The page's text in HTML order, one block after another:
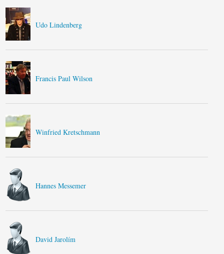
Udo Lindenberg
Francis Paul Wilson
Winfried Kretschmann
Hannes Messemer
David Jarolím